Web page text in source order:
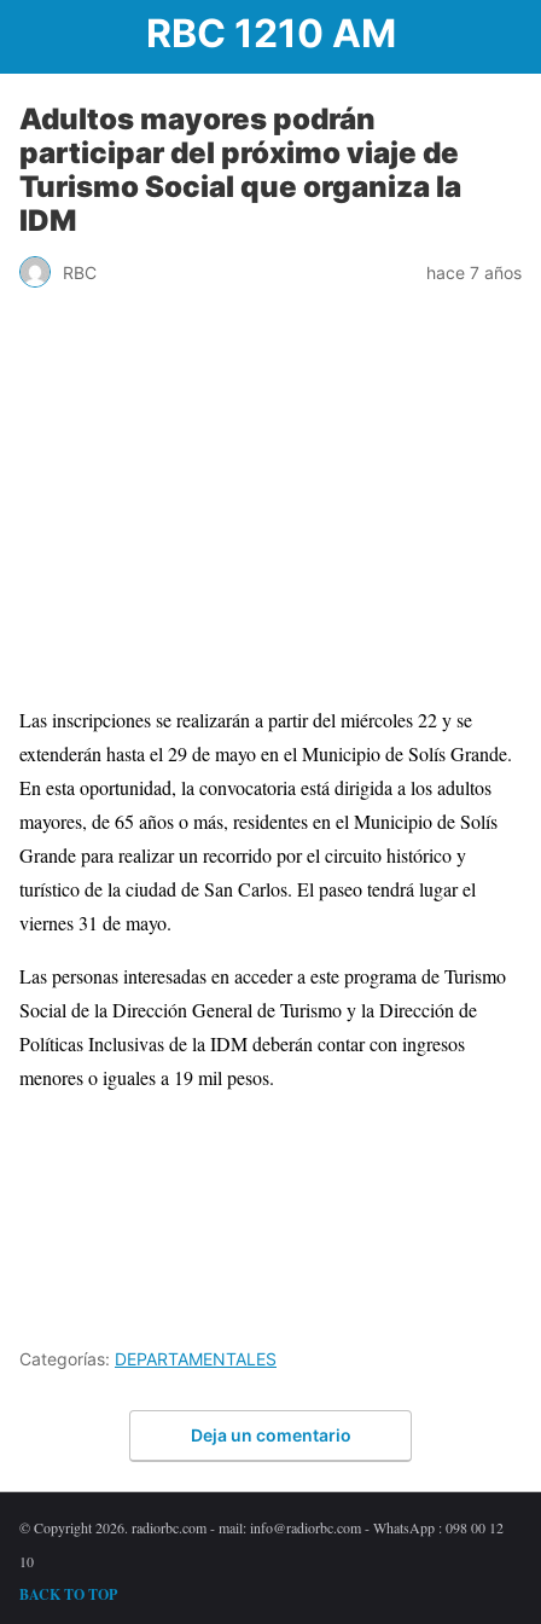
RBC 1210 AM
Adultos mayores podrán
participar del próximo viaje de
Turismo Social que organiza la
IDM
RBC hace 7 años
Las inscripciones se realizarán a partir del miércoles 22 y se
extenderán hasta el 29 de mayo en el Municipio de Solís Grande.
En esta oportunidad, la convocatoria está dirigida a los adultos
mayores, de 65 años o más, residentes en el Municipio de Solís
Grande para realizar un recorrido por el circuito histórico y
turístico de la ciudad de San Carlos. El paseo tendrá lugar el
viernes 31 de mayo.
Las personas interesadas en acceder a este programa de Turismo
Social de la Dirección General de Turismo y la Dirección de
Políticas Inclusivas de la IDM deberán contar con ingresos
menores o iguales a 19 mil pesos.
Categorías: DEPARTAMENTALES
Deja un comentario
© Copyright 2026. radiorbc.com - mail: info@radiorbc.com - WhatsApp : 098 00 12
10
BACK TO TOP